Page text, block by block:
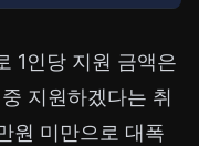
1인당 지원 금액은
지원하겠다는 취
원 미만으로 대폭